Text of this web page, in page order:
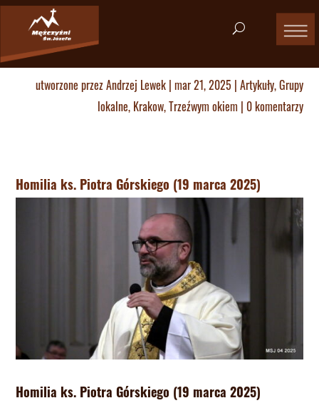
utworzone przezAndrzej Lewek| mar 21, 2025 | Artykuły,Grupy
lokalne, Krakow,Trzeźwym okiem | 0 komentarzy
Homilia ks. Piotra Górskiego (19 marca 2025)
Homilia ks. Piotra Górskiego (19 marca 2025)